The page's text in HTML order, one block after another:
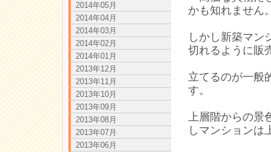
かも知れません
しかし新築マン
切れるように販
立てるのが一般
す。
上層階からの
しマンションは
2014年05月
2014年04月
2014年03月
2014年02月
2014年01月
2013年12月
2013年11月
2013年10月
2013年09月
2013年08月
2013年07月
2013年06月